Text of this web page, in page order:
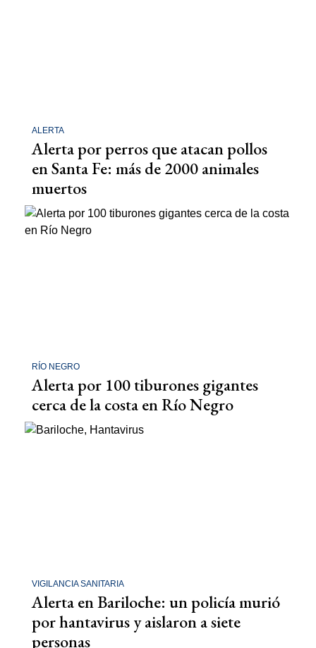
ALERTA
Alerta por perros que atacan pollos
en Santa Fe: más de 2000 animales
muertos
RÍO NEGRO
Alerta por 100 tiburones gigantes
cerca de la costa en Río Negro
VIGILANCIA SANITARIA
Alerta en Bariloche: un policía murió
por hantavirus y aislaron a siete
personas